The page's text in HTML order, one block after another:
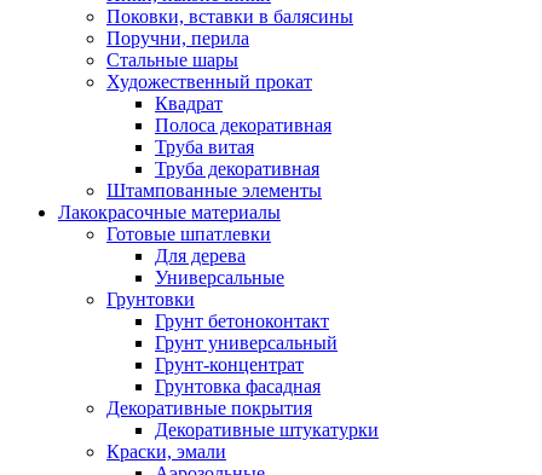
Поковки, вставки в балясины
Поручни, перила
Стальные шары
Художественный прокат
Квадрат
Полоса декоративная
Труба витая
Труба декоративная
Штампованные элементы
Лакокрасочные материалы
Готовые шпатлевки
Для дерева
Универсальные
Грунтовки
Грунт бетоноконтакт
Грунт универсальный
Грунт-концентрат
Грунтовка фасадная
Декоративные покрытия
Декоративные штукатурки
Краски, эмали